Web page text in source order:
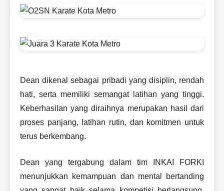
Dean dikenal sebagai pribadi yang disiplin, rendah
hati, serta memiliki semangat latihan yang tinggi.
Keberhasilan yang diraihnya merupakan hasil dari
proses panjang, latihan rutin, dan komitmen untuk
terus berkembang.
Dean yang tergabung dalam tim INKAI FORKI
menunjukkan kemampuan dan mental bertanding